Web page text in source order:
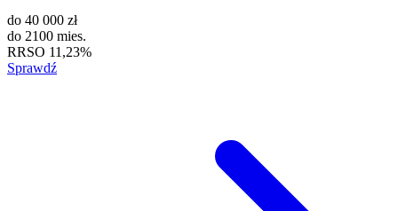
do 40 000 zł
do 2100 mies.
RRSO 11,23%
Sprawdź